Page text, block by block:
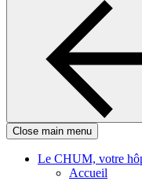
Close main menu
Le CHUM, votre
Accueil